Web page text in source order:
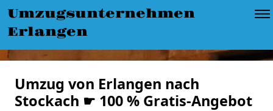
Umzugsunternehmen
Erlangen
Umzug von Erlangen nach
Stockach ☛ 100 % Gratis-Angebot